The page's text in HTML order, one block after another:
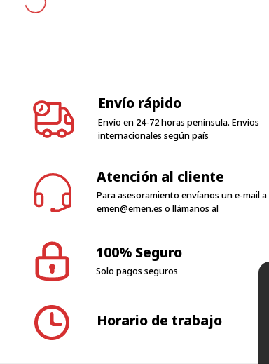
Envío rápido
Envío en 24-72 horas península. Envíos
internacionales según país
Atención al cliente
Para asesoramiento envíanos un e-mail a
emen@emen.es o llámanos al
100% Seguro
Solo pagos seguros
Horario de trabajo